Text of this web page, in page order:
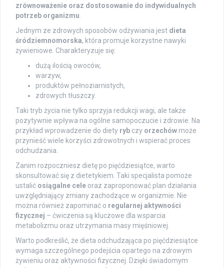
zrównoważenie oraz dostosowanie do indywidualnych
potrzeb organizmu
Jednym ze zdrowych sposobów odżywiania jest dieta
śródziemnomorska, która promuje korzystne nawyki
żywieniowe. Charakteryzuje się:
dużą ilością owoców,
warzyw,
produktów pełnoziarnistych,
zdrowych tłuszczy.
Taki tryb życia nie tylko sprzyja redukcji wagi, ale także
pozytywnie wpływa na ogólne samopoczucie i zdrowie. Na
przykład wprowadzenie do diety ryb czy orzechów może
przynieść wiele korzyści zdrowotnych i wspierać proces
odchudzania.
Zanim rozpoczniesz dietę po pięćdziesiątce, warto
skonsultować się z dietetykiem. Taki specjalista pomoże
ustalić osiągalne cele oraz zaproponować plan działania
uwzględniający zmiany zachodzące w organizmie. Nie
można również zapominać o regularnej aktywności
fizycznej – ćwiczenia są kluczowe dla wsparcia
metabolizmu oraz utrzymania masy mięśniowej.
Warto podkreślić, że dieta odchudzająca po pięćdziesiątce
wymaga szczególnego podejścia opartego na zdrowym
żywieniu oraz aktywności fizycznej. Dzięki świadomym